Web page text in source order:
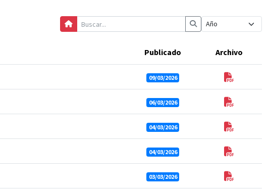
Publicado Archivo
09/03/2026
06/03/2026
04/03/2026
04/03/2026
03/03/2026